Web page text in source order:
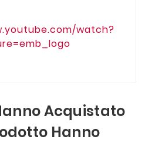
watch?
Acquistato
Hanno